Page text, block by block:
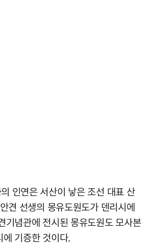
인연은 서산이 낳은 조선 대표 산
견 선생의 몽유도원도가 덴리시에
기념관에 전시된 몽유도원도 모사본
기증한 것이다.